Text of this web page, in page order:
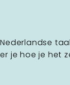
je hoe je het